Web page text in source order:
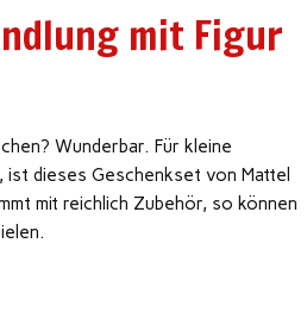
mit Figur
Wunderbar. Für kleine
ist dieses Geschenkset von Mattel
mit reichlich Zubehör, so können